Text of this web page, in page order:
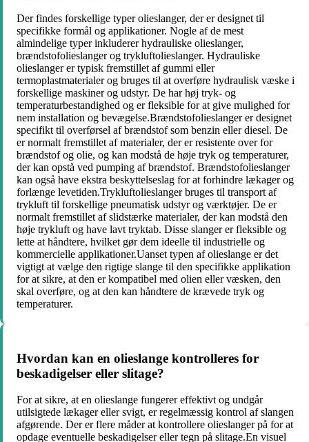
Der findes forskellige typer olieslanger, der er designet til
specifikke formål og applikationer. Nogle af de mest
almindelige typer inkluderer hydrauliske olieslanger,
brændstofolieslanger og trykluftolieslanger. Hydrauliske
olieslanger er typisk fremstillet af gummi eller
termoplastmaterialer og bruges til at overføre hydraulisk væske i
forskellige maskiner og udstyr. De har høj tryk- og
temperaturbestandighed og er fleksible for at give mulighed for
nem installation og bevægelse.Brændstofolieslanger er designet
specifikt til overførsel af brændstof som benzin eller diesel. De
er normalt fremstillet af materialer, der er resistente over for
brændstof og olie, og kan modstå de høje tryk og temperaturer,
der kan opstå ved pumping af brændstof. Brændstofolieslanger
kan også have ekstra beskyttelseslag for at forhindre lækager og
forlænge levetiden.Trykluftolieslanger bruges til transport af
trykluft til forskellige pneumatisk udstyr og værktøjer. De er
normalt fremstillet af slidstærke materialer, der kan modstå den
høje trykluft og have lavt tryktab. Disse slanger er fleksible og
lette at håndtere, hvilket gør dem ideelle til industrielle og
kommercielle applikationer.Uanset typen af olieslange er det
vigtigt at vælge den rigtige slange til den specifikke applikation
for at sikre, at den er kompatibel med olien eller væsken, den
skal overføre, og at den kan håndtere de krævede tryk og
temperaturer.
Hvordan kan en olieslange kontrolleres for
beskadigelser eller slitage?
For at sikre, at en olieslange fungerer effektivt og undgår
utilsigtede lækager eller svigt, er regelmæssig kontrol af slangen
afgørende. Der er flere måder at kontrollere olieslanger på for at
opdage eventuelle beskadigelser eller tegn på slitage.En visuel